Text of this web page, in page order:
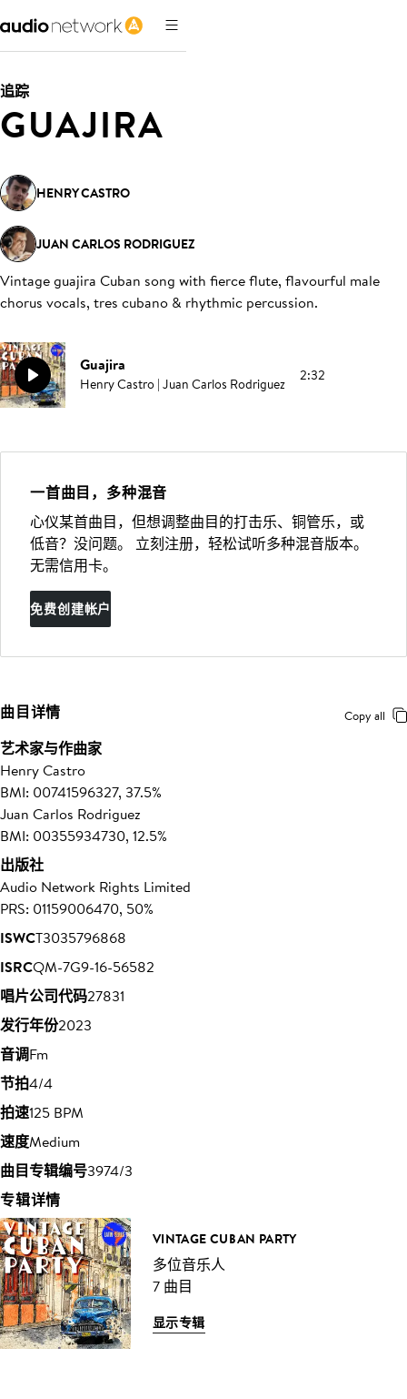
追踪
GUAJIRA
HENRY CASTRO
JUAN CARLOS RODRIGUEZ
Vintage guajira Cuban song with fierce flute, flavourful male
chorus vocals, tres cubano & rhythmic percussion.
Guajira
Henry Castro | Juan Carlos Rodriguez 2:32
一首曲目，多种混音
心仪某首曲目，但想调整曲目的打击乐、铜管乐，或
低音？没问题。 立刻注册，轻松试听多种混音版本。
无需信用卡。
免费创建帐户
曲目详情 Copy all
艺术家与作曲家
Henry Castro
BMI: 00741596327, 37.5%
Juan Carlos Rodriguez
BMI: 00355934730, 12.5%
出版社
Audio Network Rights Limited
PRS: 01159006470, 50%
ISWCT3035796868
ISRCQM-7G9-16-56582
唱片公司代码27831
发行年份2023
音调Fm
节拍4/4
拍速125 BPM
速度Medium
曲目专辑编号3974/3
专辑详情
VINTAGE CUBAN PARTY
多位音乐人
7 曲目
显示专辑